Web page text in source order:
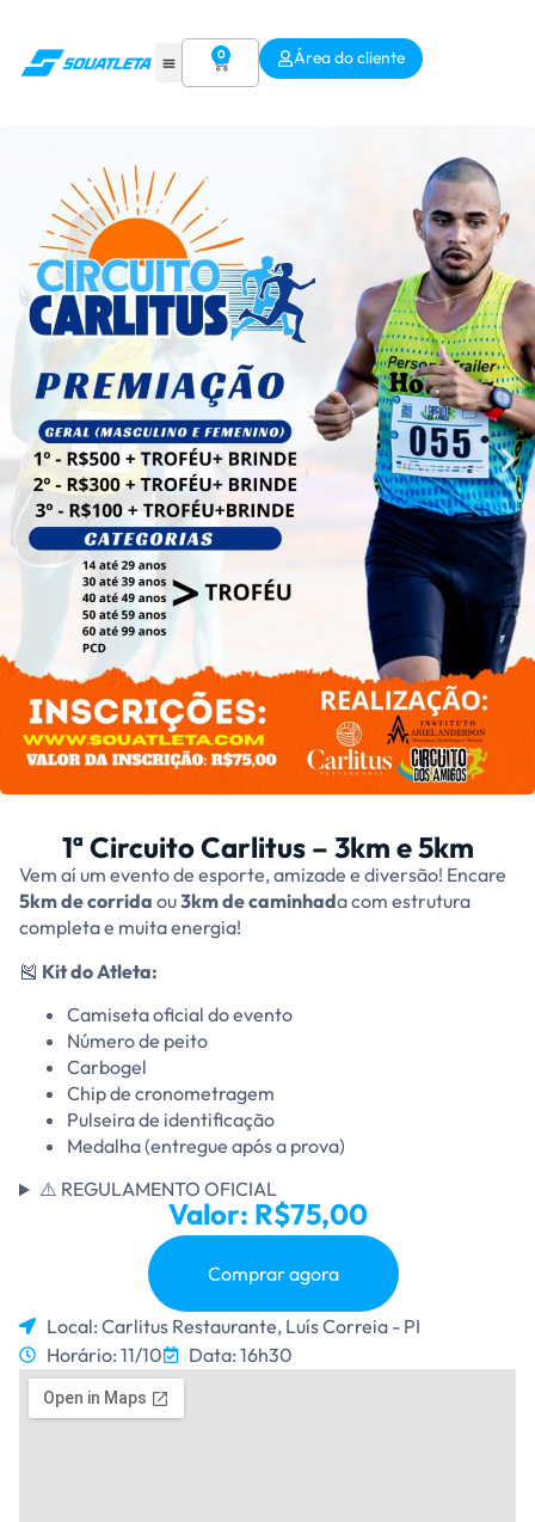
0 Área do cliente
1ª Circuito Carlitus – 3km e 5km
Vem aí um evento de esporte, amizade e diversão! Encare
5km de corrida ou3km de caminhada com estrutura
completa e muita energia!
🎽 Kit do Atleta:
Camiseta oficial do evento
Número de peito
Carbogel
Chip de cronometragem
Pulseira de identificação
Medalha (entregue após a prova)
⚠️ REGULAMENTO OFICIAL
Valor: R$75,00
Comprar agora
Local: Carlitus Restaurante, Luís Correia - PI
Horário: 11/10
Data: 16h30